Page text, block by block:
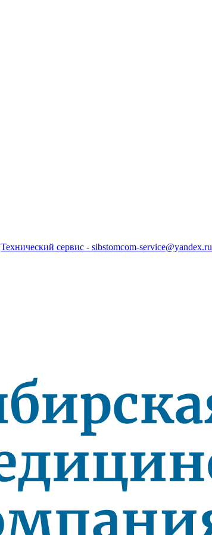
Технический сервис - sibstomcom-service@yandex.ru